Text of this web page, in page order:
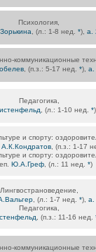
Психология,
, (л.: 1-8 нед. *), а.
коммуникационные
, (п.з.: 5-17 нед. *), а.
Педагогика,
, (л.: 1-10 нед. *),
и спорту:
А.К.Кондратов, (п.з.: 1-17
и спорту:
Ю.А.Греф , (л.: 11 нед. *)
Лингвострановедение,
, (л.: 1-7 нед. *), а.
Педагогика,
, (п.з.: 11-16 нед.
коммуникационные